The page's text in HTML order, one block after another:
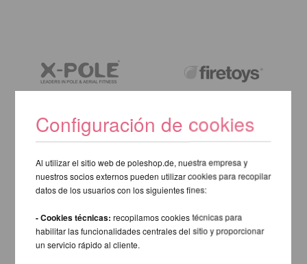
Configuración de cookies
Al utilizar el sitio web de poleshop.de, nuestra empresa y
nuestros socios externos pueden utilizar cookies para recopilar
datos de los usuarios con los siguientes fines:
- Cookies técnicas:recopilamos cookies técnicas para
habilitar las funcionalidades centrales del sitio y proporcionar
un servicio rápido al cliente.